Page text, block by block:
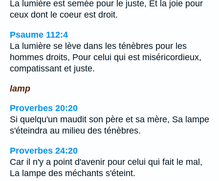
La lumière est semée pour le juste, Et la joie pour
ceux dont le coeur est droit.
Psaume 112:4
La lumière se lève dans les ténèbres pour les
hommes droits, Pour celui qui est miséricordieux,
compatissant et juste.
lamp
Proverbes 20:20
Si quelqu'un maudit son père et sa mère, Sa lampe
s'éteindra au milieu des ténèbres.
Proverbes 24:20
Car il n'y a point d'avenir pour celui qui fait le mal,
La lampe des méchants s'éteint.